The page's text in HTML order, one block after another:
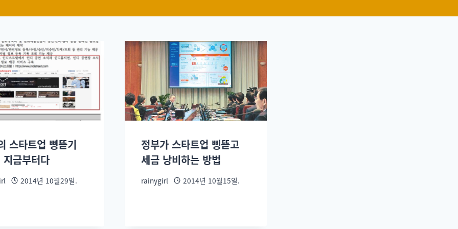
스타트업 삥뜯기
금부터다
2014년 10월29일.
정부가 스타트업 삥뜯고
세금 낭비하는 방법
rainygirl 2014년 10월15일.